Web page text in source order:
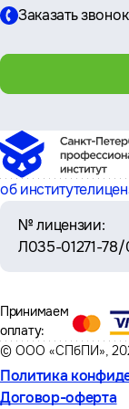
Заказать звонок
об институте
№ лицензии:
Л035-01271-
© ООО «СПбПИ»,
Политика
Договор-оферта
Принимаем
оплату: